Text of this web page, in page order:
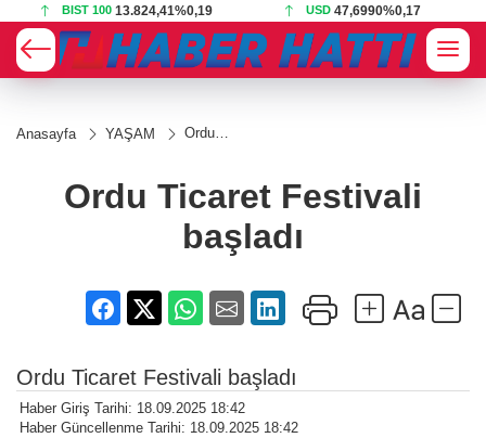
BIST 100 13.824,41%0,19 USD 47,6990%0,17
Anasayfa YAŞAM
Ordu
başladı
Ordu Ticaret Festivali
başladı
Ordu Ticaret Festivali başladı
Haber Giriş Tarihi: 18.09.2025 18:42
Haber Güncellenme Tarihi: 18.09.2025 18:42